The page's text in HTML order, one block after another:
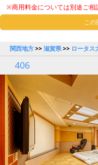
※商用料金については別途ご相
この
関西地方>>滋賀県>> ロータス
406